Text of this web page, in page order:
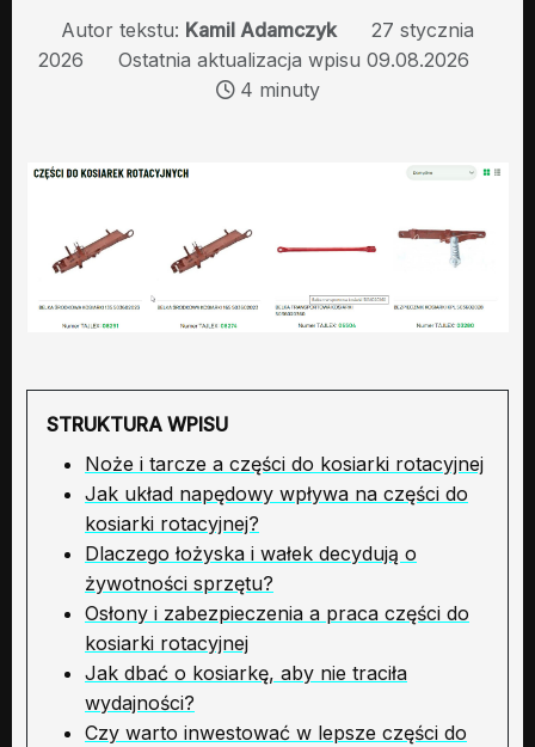
Autor tekstu: Kamil Adamczyk
27 stycznia
2026
Ostatnia aktualizacja wpisu 09.08.2026
4 minuty
STRUKTURA WPISU
Noże i tarcze a części do kosiarki rotacyjnej
Jak układ napędowy wpływa na części do
kosiarki rotacyjnej?
Dlaczego łożyska i wałek decydują o
żywotności sprzętu?
Osłony i zabezpieczenia a praca części do
kosiarki rotacyjnej
Jak dbać o kosiarkę, aby nie traciła
wydajności?
Czy warto inwestować w lepsze części do